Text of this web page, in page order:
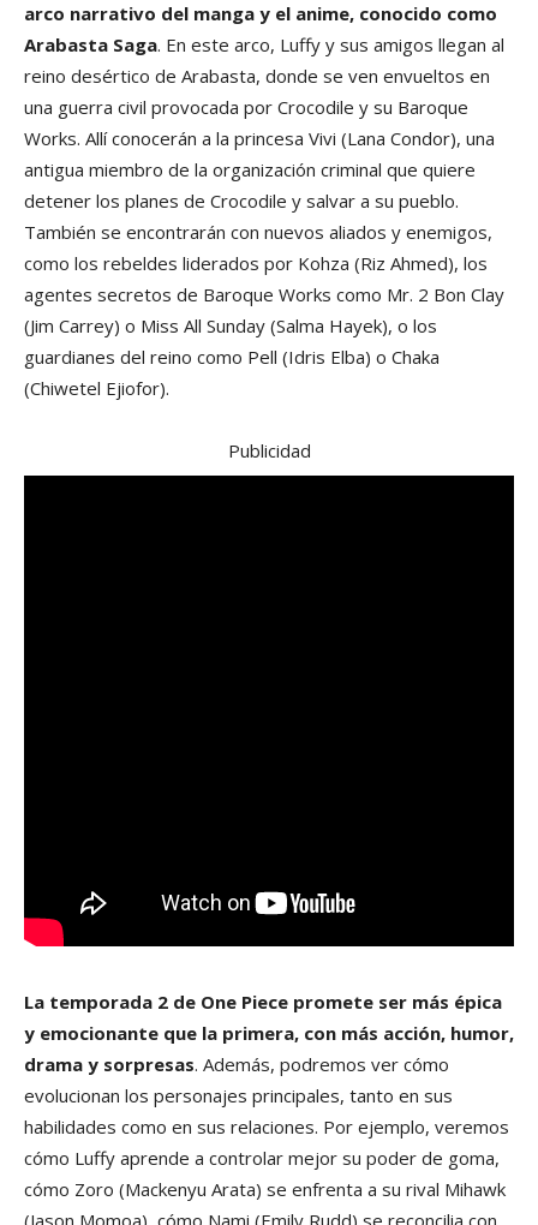
arco narrativo del manga y el anime, conocido como
Arabasta Saga. En este arco, Luffy y sus amigos llegan al
reino desértico de Arabasta, donde se ven envueltos en
una guerra civil provocada por Crocodile y su Baroque
Works. Allí conocerán a la princesa Vivi (Lana Condor), una
antigua miembro de la organización criminal que quiere
detener los planes de Crocodile y salvar a su pueblo.
También se encontrarán con nuevos aliados y enemigos,
como los rebeldes liderados por Kohza (Riz Ahmed), los
agentes secretos de Baroque Works como Mr. 2 Bon Clay
(Jim Carrey) o Miss All Sunday (Salma Hayek), o los
guardianes del reino como Pell (Idris Elba) o Chaka
(Chiwetel Ejiofor).
Publicidad
La temporada 2 de One Piece promete ser más épica
y emocionante que la primera, con más acción, humor,
drama y sorpresas. Además, podremos ver cómo
evolucionan los personajes principales, tanto en sus
habilidades como en sus relaciones. Por ejemplo, veremos
cómo Luffy aprende a controlar mejor su poder de goma,
cómo Zoro (Mackenyu Arata) se enfrenta a su rival Mihawk